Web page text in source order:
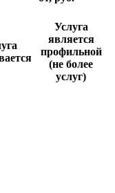
Услуга
является
профильной
(не более
услуг)